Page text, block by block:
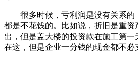
很多时候，亏利润是没有关系的
都是不花钱的。比如说，折旧是重
出，但是盖大楼的投资款在施工第
在这，但是企业一分钱的现金都不必